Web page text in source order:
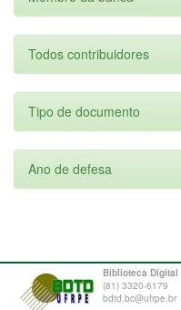
Todos contribuidores
Tipo de documento
Ano de defesa
Biblioteca Digital
(81) 3320-6179
bdtd.bc@ufrpe.br